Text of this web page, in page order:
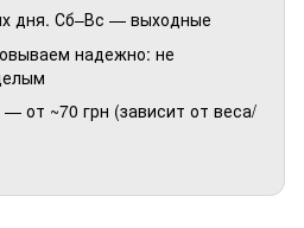
дня. Сб–Вс — выходные
надежно: не
от ~70 грн (зависит от веса/